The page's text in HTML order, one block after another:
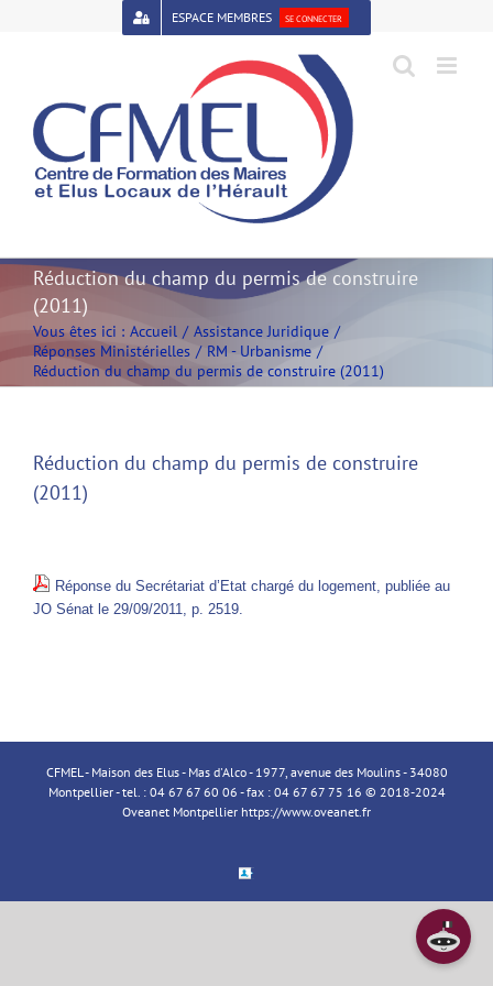
Open toolbar
ESPACE MEMBRES SE CONNECTER
Réduction du champ du permis de construire
(2011)
Vous êtes ici : Accueil
Assistance Juridique
Réponses Ministérielles
RM - Urbanisme
Réduction du champ du permis de construire (2011)
Réduction du champ du permis de construire
(2011)
Réponse du Secrétariat d’Etat chargé du logement, publiée au
JO Sénat le 29/09/2011, p. 2519.
CFMEL - Maison des Elus - Mas d'Alco - 1977, avenue des Moulins - 34080
Montpellier - tel. : 04 67 67 60 06 - fax : 04 67 67 75 16 © 2018-2024
Oveanet Montpellier https://www.oveanet.fr
Espace